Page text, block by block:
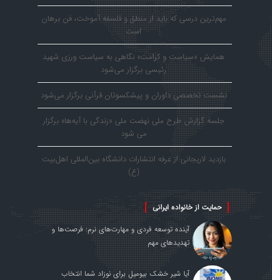
مهم‌ترین درسی که باید از منطق و فلسفه آموخت، فن برهان
است
همایش «سیاست و کرامت» نگاهی به سیاست ورزی شهید
رئیسی برگزار می‌شود
نشست تخصصی داوران و پیشکسوتان قرآنی برگزار می‌شود
جلسه گزارش طرح ملی نهضت ملی «زندگی با آیه‌ها» برگزار
می شود
بازدید لاریجانی از غرفه انتشارات دانشگاه بین‌المللی اهل‌بیت
(ع)
حمایت از خانواده ایرانی
آینده توسعه فردی و مهارت‌های نرم: فرصت‌ها و
تهدیدهای مهم
آیا شیر خشک بیومیل برای نوزاد شما انتخاب